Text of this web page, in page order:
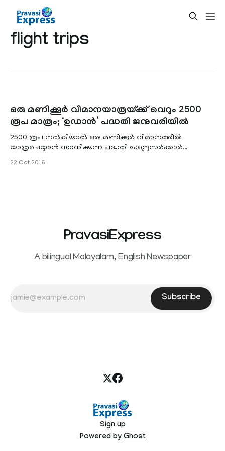
flight trips
ഒരു മണിക്കൂര്‍ വിമാനയാത്രയ്ക്ക് വെറും 2500
രൂപ മാത്രം; ‘ഉഡാന്‍’ പദ്ധതി ജനുവരിയില്‍
2500 രൂപ നല്‍കിയാല്‍ ഒരു മണിക്കൂര്‍ വിമാനത്തില്‍
യാത്രചെയ്യാന്‍ സാധിക്കുന്ന പദ്ധതി കേന്ദ്രസര്‍ക്കാര്‍
ആവിഷ്‌കരിക്കുന്നു. ഉഡാന്‍ (ഉഡേ ദേശ് കാ ആം നാഗരിക്)
22 Oct 2016
PravasiExpress
A bilingual Malayalam, English Newspaper
Subscribe
Sign up
Powered by Ghost